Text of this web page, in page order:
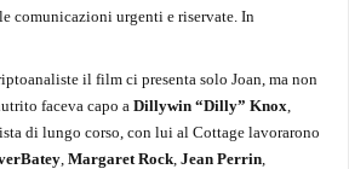
comunicazioni urgenti e riservate. In
il film ci presenta solo Joan, ma non
faceva capo a Dillywin “Dilly” Knox
di lungo corso, con lui al Cottage lavorarono
Margaret Rock Jean Perrin